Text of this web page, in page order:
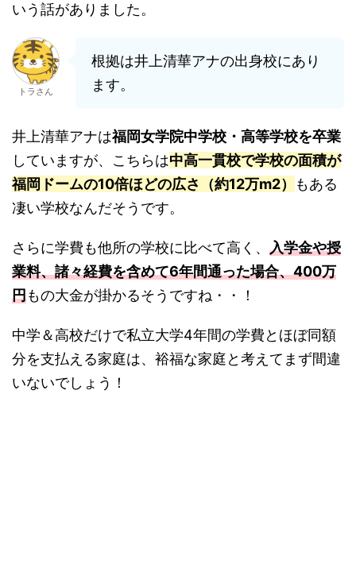
いう話がありました。
トラさん
根拠は井上清華アナの出身校にあり
ます。
井上清華アナは福岡女学院中学校・高等学校を卒業
していますが、こちらは中高一貫校で学校の面積が
福岡ドームの10倍ほどの広さ（約12万m2）
もある
凄い学校なんだそうです。
さらに学費も他所の学校に比べて高く、 入学金や授
業料、諸々経費を含めて6年間通った場合、400万
円もの大金が掛かるそうですね・・！
中学＆高校だけで私立大学4年間の学費とほぼ同額
分を支払える家庭は、裕福な家庭と考えてまず間違
いないでしょう！